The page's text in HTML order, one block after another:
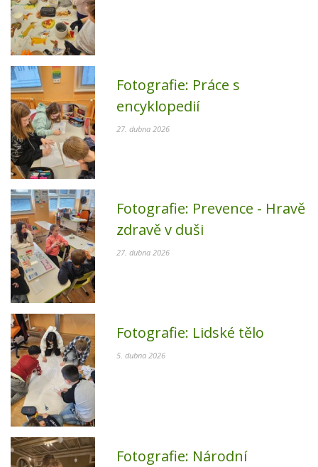
Fotografie: Práce s
encyklopedií
27. dubna 2026
Fotografie: Prevence - Hravě
zdravě v duši
27. dubna 2026
Fotografie: Lidské tělo
5. dubna 2026
Fotografie: Národní